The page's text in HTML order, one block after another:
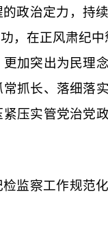
政治定力，持
，在正风肃纪
加突出为民理
抓长、落细落
压实管党治党
检监察工作规范